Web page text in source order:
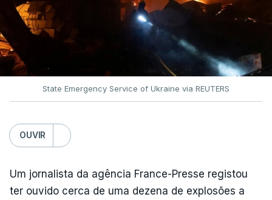
State Emergency Service of Ukraine via REUTERS
OUVIR
Um jornalista da agência France-Presse registou
ter ouvido cerca de uma dezena de explosões a